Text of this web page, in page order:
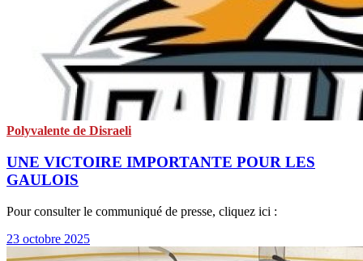
Polyvalente de Disraeli
UNE VICTOIRE IMPORTANTE POUR LES
GAULOIS
Pour consulter le communiqué de presse, cliquez ici :
23 octobre 2025